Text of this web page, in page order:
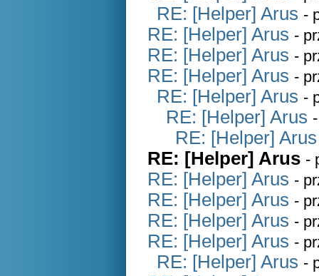
RE: [Helper] Arus -
RE: [Helper] Arus -
RE: [Helper] Arus -
RE: [Helper] Arus -
RE: [Helper] Arus -
RE: [Helper] Arus
RE: [Helper] Arus
RE: [Helper] Arus -
RE: [Helper] Arus -
RE: [Helper] Arus -
RE: [Helper] Arus -
RE: [Helper] Arus -
RE: [Helper] Arus -